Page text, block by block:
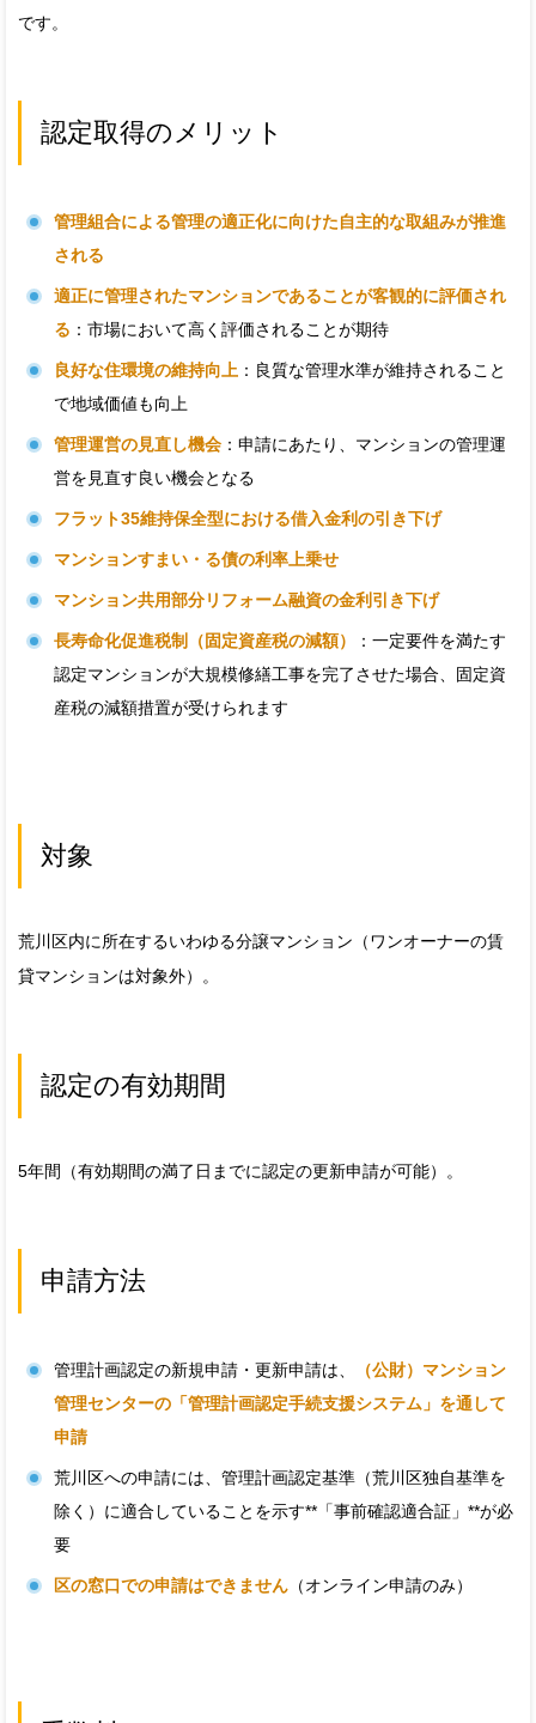
です。
認定取得のメリット
管理組合による管理の適正化に向けた自主的な取組みが推進
される
適正に管理されたマンションであることが客観的に評価され
る ：市場において高く評価されることが期待
良好な住環境の維持向上 ：良質な管理水準が維持されること
で地域価値も向上
管理運営の見直し機会 ：申請にあたり、マンションの管理運
営を見直す良い機会となる
フラット35維持保全型における借入金利の引き下げ
マンションすまい・る債の利率上乗せ
マンション共用部分リフォーム融資の金利引き下げ
長寿命化促進税制（固定資産税の減額）
：一定要件を満たす
認定マンションが大規模修繕工事を完了させた場合、固定資
産税の減額措置が受けられます
対象
荒川区内に所在するいわゆる分譲マンション（ワンオーナーの賃
貸マンションは対象外）。
認定の有効期間
5年間（有効期間の満了日までに認定の更新申請が可能）。
申請方法
管理計画認定の新規申請・更新申請は、
（公財）マンション
管理センターの「管理計画認定手続支援システム」を通して
申請
荒川区への申請には、管理計画認定基準（荒川区独自基準を
除く）に適合していることを示す**「事前確認適合証」**が必
要
区の窓口での申請はできません （オンライン申請のみ）